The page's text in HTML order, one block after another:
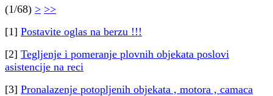
(1/68) > >>
[1] Postavite oglas na berzu !!!
[2] Tegljenje i pomeranje plovnih objekata poslovi
asistencije na reci
[3] Pronalazenje potopljenih objekata , motora , camaca